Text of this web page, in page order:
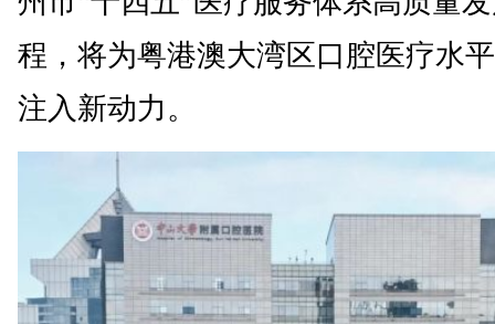
程，将为粤港澳大湾区口腔医疗水
注入新动力。